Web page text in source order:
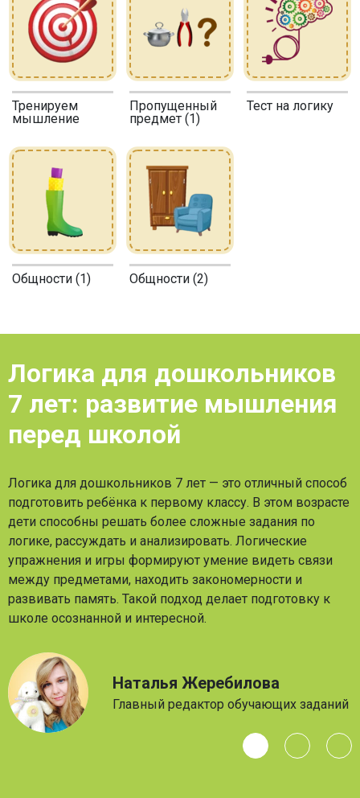
Тренируем
мышление
Пропущенный
предмет (1)
Тест на логику
Общности (1) Общности (2)
Логика для дошкольников
7 лет: развитие мышления
перед школой
Логика для дошкольников 7 лет — это отличный способ
подготовить ребёнка к первому классу. В этом возрасте
дети способны решать более сложные задания по
логике, рассуждать и анализировать. Логические
упражнения и игры формируют умение видеть связи
между предметами, находить закономерности и
развивать память. Такой подход делает подготовку к
школе осознанной и интересной.
Наталья Жеребилова
Главный редактор обучающих заданий